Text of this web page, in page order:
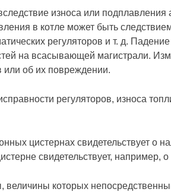
износа или
в котле может быть
регуляторов и т. д.
на всасывающей магистрали.
или об их повреждении.
регуляторов, износа
цистернах свидетельствует о
свидетельствует, например,
которых